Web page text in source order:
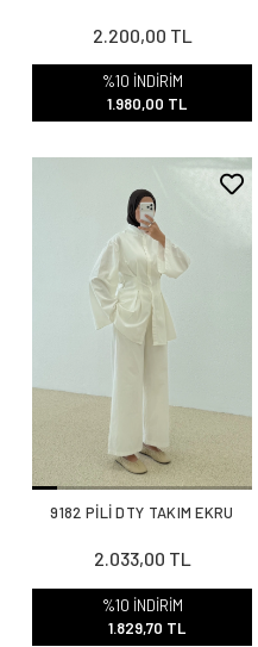
2.200,00 TL
%10 İNDİRİM
1.980,00 TL
9182 PİLİ DTY TAKIM EKRU
2.033,00 TL
%10 İNDİRİM
1.829,70 TL